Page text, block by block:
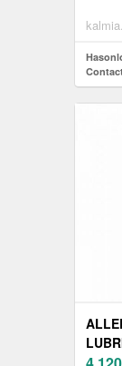
por, a
ML